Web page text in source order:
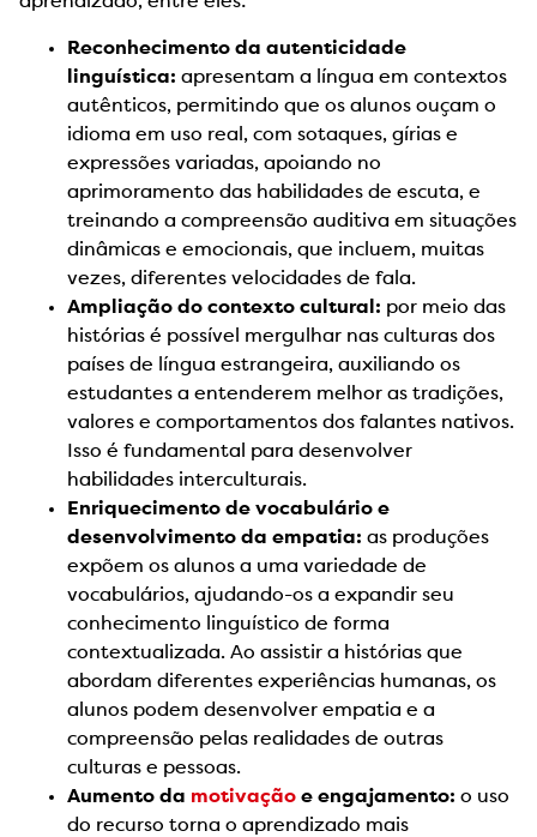
Reconhecimento da autenticidade
linguística: apresentam a língua em contextos
autênticos, permitindo que os alunos ouçam o
idioma em uso real, com sotaques, gírias e
expressões variadas, apoiando no
aprimoramento das habilidades de escuta, e
treinando a compreensão auditiva em situações
dinâmicas e emocionais, que incluem, muitas
vezes, diferentes velocidades de fala.
Ampliação do contexto cultural: por meio das
histórias é possível mergulhar nas culturas dos
países de língua estrangeira, auxiliando os
estudantes a entenderem melhor as tradições,
valores e comportamentos dos falantes nativos.
Isso é fundamental para desenvolver
habilidades interculturais.
Enriquecimento de vocabulário e
desenvolvimento da empatia: as produções
expõem os alunos a uma variedade de
vocabulários, ajudando-os a expandir seu
conhecimento linguístico de forma
contextualizada. Ao assistir a histórias que
abordam diferentes experiências humanas, os
alunos podem desenvolver empatia e a
compreensão pelas realidades de outras
culturas e pessoas.
Aumento da motivação e engajamento: o uso
do recurso torna o aprendizado mais